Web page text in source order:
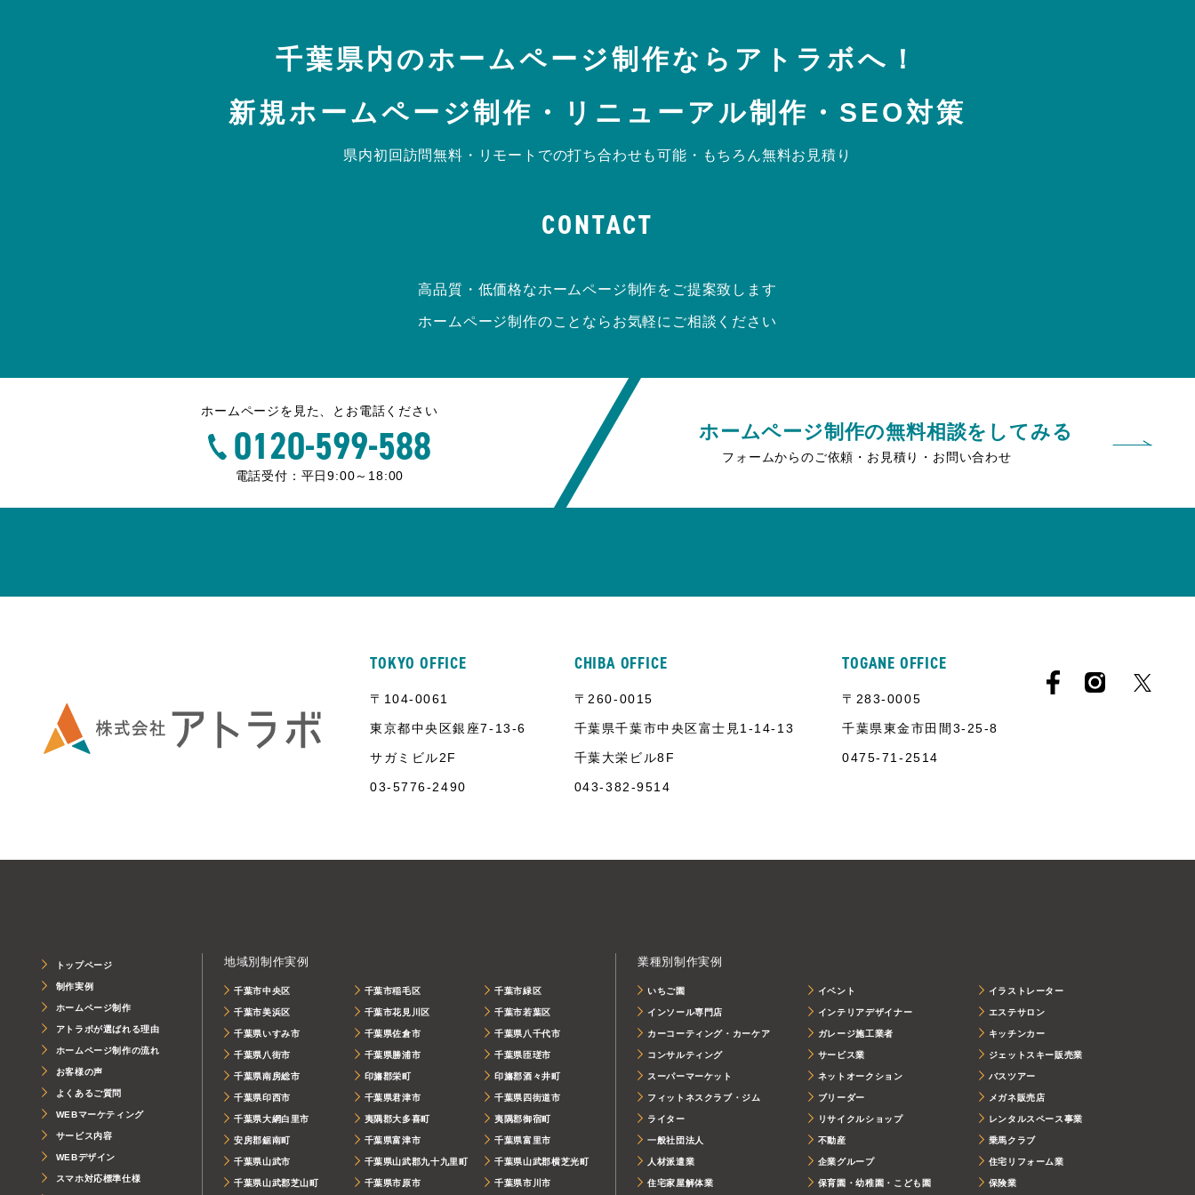
千葉県内のホームページ制作ならアトラボへ！
新規ホームページ制作・リニューアル制作・SEO対策
県内初回訪問無料・リモートでの打ち合わせも可能・もちろん無料お見積り
CONTACT
高品質・低価格なホームページ制作をご提案致します
ホームページ制作のことならお気軽にご相談ください
ホームページを見た、とお電話ください
0120-599-588
電話受付：平日9:00～18:00
ホームページ制作の無料相談をしてみる
フォームからのご依頼・お見積り・お問い合わせ
TOKYO OFFICE
〒104-0061
東京都中央区銀座7-13-6
サガミビル2F
03-5776-2490
CHIBA OFFICE
〒260-0015
千葉県千葉市中央区富士見1-14-13
千葉大栄ビル8F
043-382-9514
TOGANE OFFICE
〒283-0005
千葉県東金市田間3-25-8
0475-71-2514
トップページ
制作実例
ホームページ制作
アトラボが選ばれる理由
ホームページ制作の流れ
お客様の声
よくあるご質問
WEBマーケティング
サービス内容
WEBデザイン
スマホ対応標準仕様
地域別制作実例
千葉市中央区 千葉市稲毛区 千葉市緑区
千葉市美浜区 千葉市花見川区 千葉市若葉区
千葉県いすみ市 千葉県佐倉市 千葉県八千代市
千葉県八街市 千葉県勝浦市 千葉県匝瑳市
千葉県南房総市 印旛郡栄町 印旛郡酒々井町
千葉県印西市 千葉県君津市 千葉県四街道市
千葉県大網白里市 夷隅郡大多喜町 夷隅郡御宿町
安房郡鋸南町 千葉県富津市 千葉県富里市
千葉県山武市 千葉県山武郡九十九里町 千葉県山武郡横芝光町
千葉県山武郡芝山町 千葉県市原市 千葉県市川市
業種別制作実例
いちご園 イベント イラストレーター
インソール専門店 インテリアデザイナー エステサロン
カーコーティング・カーケア ガレージ施工業者 キッチンカー
コンサルティング サービス業 ジェットスキー販売業
スーパーマーケット ネットオークション バスツアー
フィットネスクラブ・ジム ブリーダー メガネ販売店
ライター リサイクルショップ レンタルスペース事業
一般社団法人 不動産 乗馬クラブ
人材派遣業 企業グループ 住宅リフォーム業
住宅家屋解体業 保育園・幼稚園・こども園 保険業